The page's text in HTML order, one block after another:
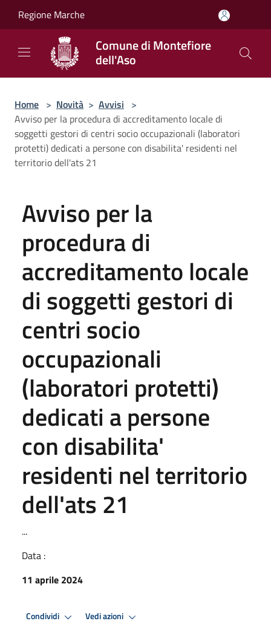
Regione Marche
Comune di Montefiore
dell'Aso
Home > Novità > Avvisi >
Avviso per la procedura di accreditamento locale di
soggetti gestori di centri socio occupazionali (laboratori
protetti) dedicati a persone con disabilita' residenti nel
territorio dell'ats 21
Avviso per la
procedura di
accreditamento locale
di soggetti gestori di
centri socio
occupazionali
(laboratori protetti)
dedicati a persone
con disabilita'
residenti nel territorio
dell'ats 21
...
Data :
11 aprile 2024
Condividi Vedi azioni